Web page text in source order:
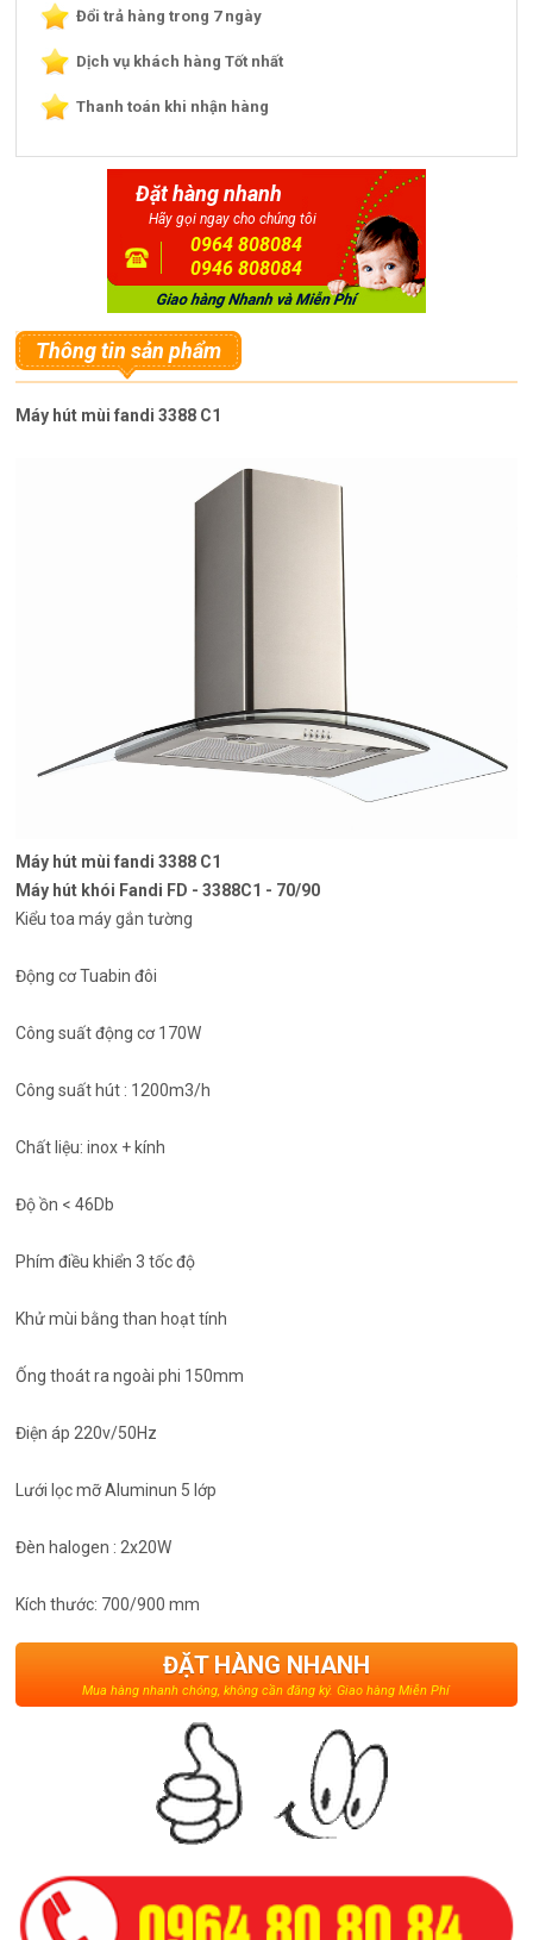
Đổi trả hàng trong 7 ngày
Dịch vụ khách hàng Tốt nhất
Thanh toán khi nhận hàng
Đặt hàng nhanh
Hãy gọi ngay cho chúng tôi
0964 808084
0946 808084
Thông tin sản phẩm
Máy hút mùi fandi 3388 C1
Máy hút mùi fandi 3388 C1
Máy hút khói Fandi FD - 3388C1 - 70/90
Kiểu toa máy gắn tường
Động cơ Tuabin đôi
Công suất động cơ 170W
Công suất hút : 1200m3/h
Chất liệu: inox + kính
Độ ồn < 46Db
Phím điều khiển 3 tốc độ
Khử mùi bằng than hoạt tính
Ống thoát ra ngoài phi 150mm
Điện áp 220v/50Hz
Lưới lọc mỡ Aluminun 5 lớp
Đèn halogen : 2x20W
Kích thước: 700/900 mm
ĐẶT HÀNG NHANH
Mua hàng nhanh chóng, không cần đăng ký. Giao hàng Miễn Phí